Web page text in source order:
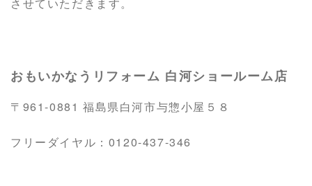
おもいかなうリフォーム 白河ショールーム店
〒961-0881 福島県白河市与惣小屋５８
フリーダイヤル：0120-437-346